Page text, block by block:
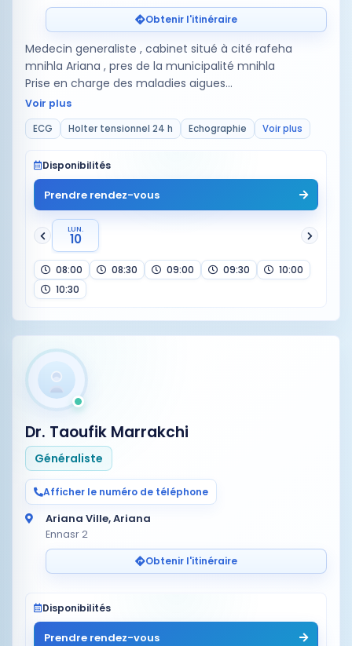
Obtenir l'itinéraire
Medecin generaliste , cabinet situé à cité rafeha
mnihla Ariana , pres de la municipalité mnihla
Prise en charge des maladies aigues
Prise en charge des maladies chroniques : diabete HTA
dyslioidemiw
Echographie
Voir plus
ECG Holter tensionnel 24 h Echographie Voir plus
Disponibilités
Prendre rendez-vous
LUN.
10
08:00 08:30 09:00 09:30
10:00
10:30
Dr. Taoufik Marrakchi
Généraliste
Afficher le numéro de téléphone
Ariana Ville, Ariana
Ennasr 2
Obtenir l'itinéraire
Disponibilités
Prendre rendez-vous